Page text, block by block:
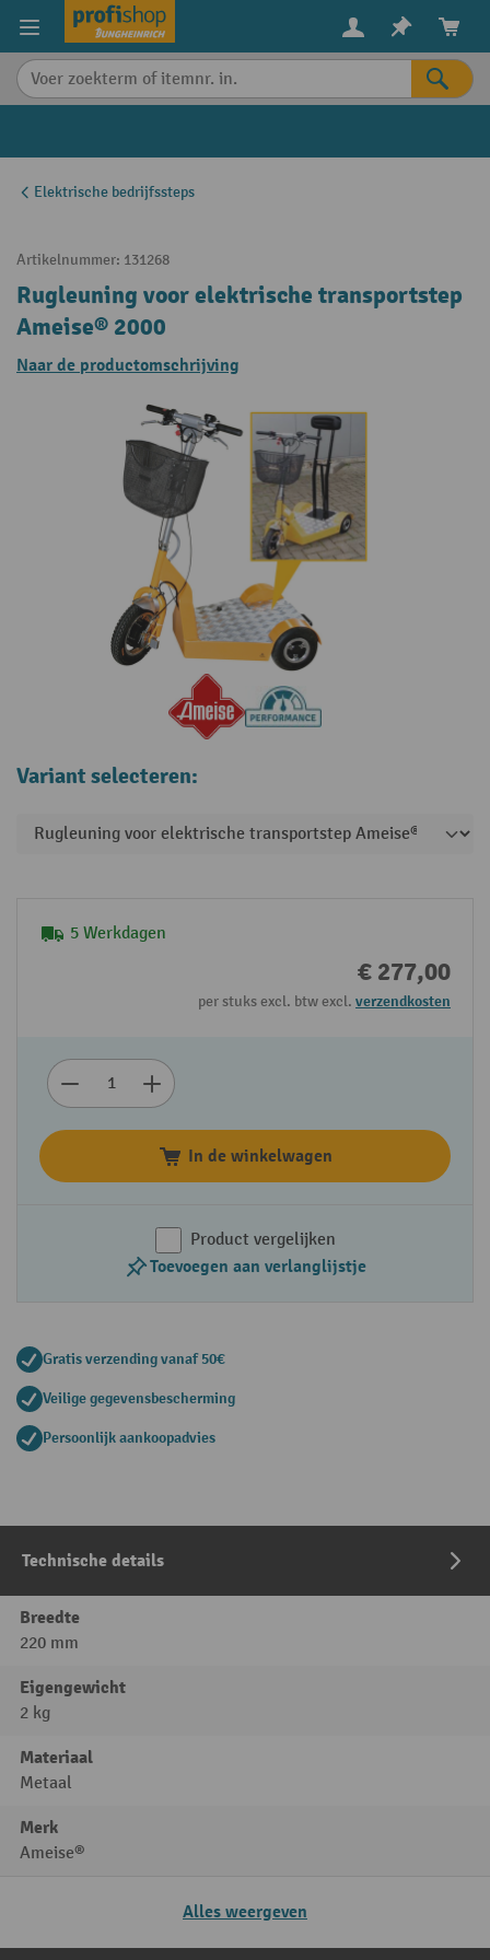
content
Elektrische bedrijfssteps
Artikelnummer: 131268
Rugleuning voor elektrische transportstep
Ameise® 2000
Naar de productomschrijving
Variant selecteren:
5 Werkdagen
€ 277,00
per stuks excl. btw excl. verzendkosten
In de winkelwagen
Product vergelijken
Toevoegen aan verlanglijstje
Gratis verzending vanaf 50€
Veilige gegevensbescherming
Persoonlijk aankoopadvies
Technische details
Breedte
220 mm
Eigengewicht
2 kg
Materiaal
Metaal
Merk
Ameise®
Alles weergeven